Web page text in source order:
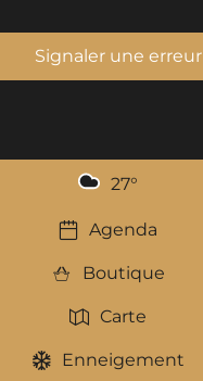
Signaler une erreur
27°
Agenda
Boutique
Carte
Enneigement